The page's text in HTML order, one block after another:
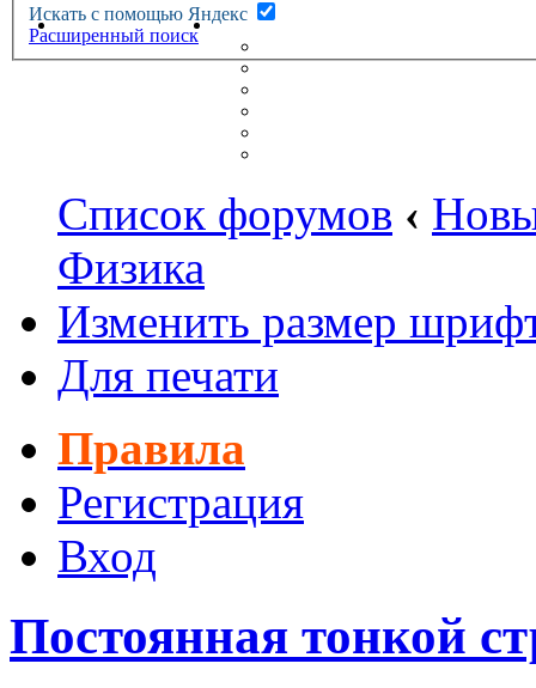
Искать с помощью Яндекс
Расширенный поиск
НОВАЯ ТЕОРИЯФОРУМ
НЕПРОЧИТАННЫЕ
Список форумов ‹
Физика
Изменить размер
Для печати
Правила
Регистрация
Вход
Постоянная тонкой